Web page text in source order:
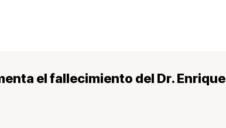
el fallecimiento del Dr. Enrique